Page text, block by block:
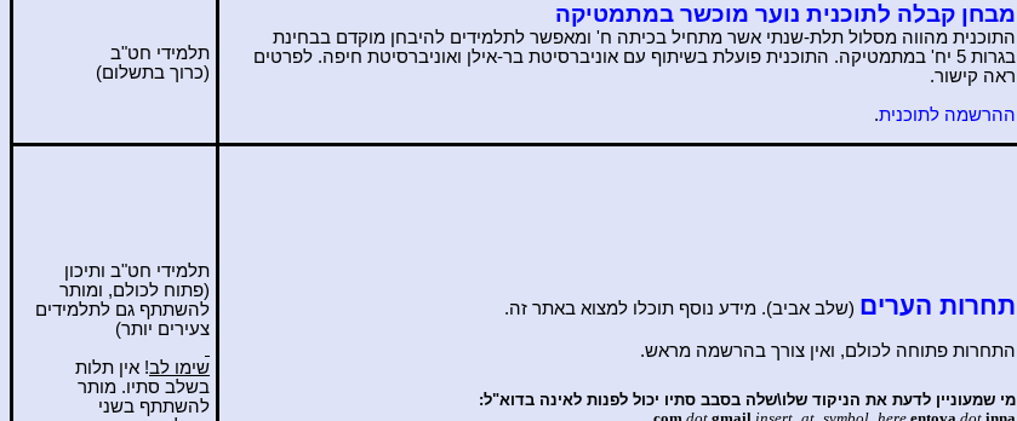
תלמידי חט"ב
(כרוך בתשלום)
מבחן קבלה לתוכנית נוער מוכשר במתמטיקה
התוכנית מהווה מסלול תלת-שנתי אשר מתחיל בכיתה ח' ומאפשר לתלמידים להיבחן מוקדם בבחינת
בגרות 5 יח' במתמטיקה. התוכנית פועלת בשיתוף עם אוניברסיטת בר-אילן ואוניברסיטת חיפה. לפרטים
ראה קישור.
ההרשמה לתוכנית.
תלמידי חט"ב ותיכון
(פתוח לכולם, ומותר
להשתתף גם לתלמידים
צעירים יותר)
שימו לב! אין תלות
בשלב סתיו. מותר
להשתתף בשני
תחרות הערים (שלב אביב). מידע נוסף תוכלו למצוא באתר זה.
התחרות פתוחה לכולם, ואין צורך בהרשמה מראש.
מי שמעוניין לדעת את הניקוד שלו\שלה בסבב סתיו יכול לפנות לאינה בדוא"ל: